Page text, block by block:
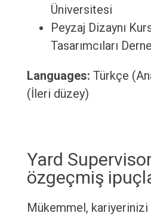
Üniversitesi
Peyzaj Dizaynı
Tasarımcıları
Languages: Türkçe
(İleri düzey)
Yard
özgeçmiş
Mükemmel,